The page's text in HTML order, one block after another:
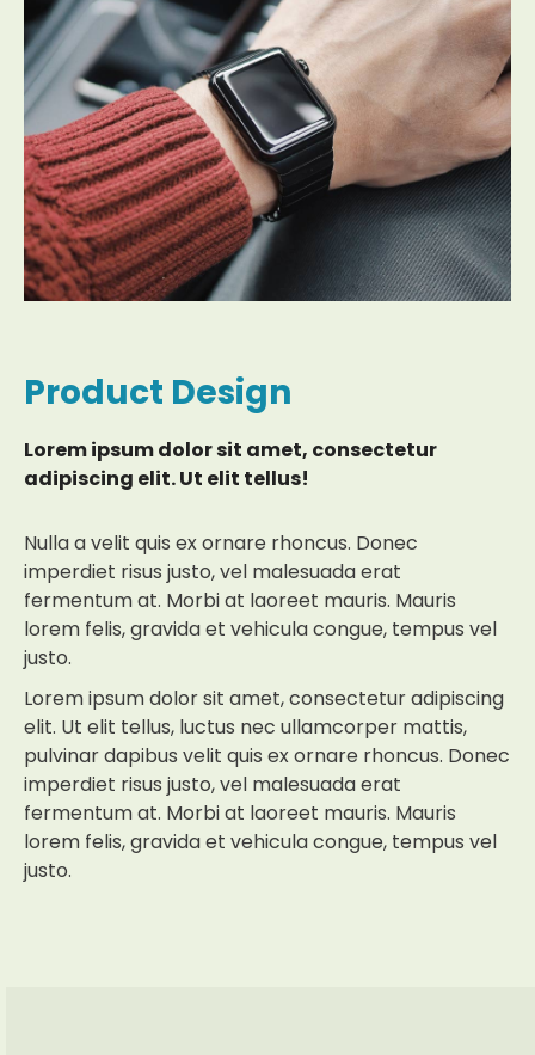
Product Design
Lorem ipsum dolor sit amet, consectetur
adipiscing elit. Ut elit tellus!
Nulla a velit quis ex ornare rhoncus. Donec
imperdiet risus justo, vel malesuada erat
fermentum at. Morbi at laoreet mauris. Mauris
lorem felis, gravida et vehicula congue, tempus vel
justo.
Lorem ipsum dolor sit amet, consectetur adipiscing
elit. Ut elit tellus, luctus nec ullamcorper mattis,
pulvinar dapibus velit quis ex ornare rhoncus. Donec
imperdiet risus justo, vel malesuada erat
fermentum at. Morbi at laoreet mauris. Mauris
lorem felis, gravida et vehicula congue, tempus vel
justo.